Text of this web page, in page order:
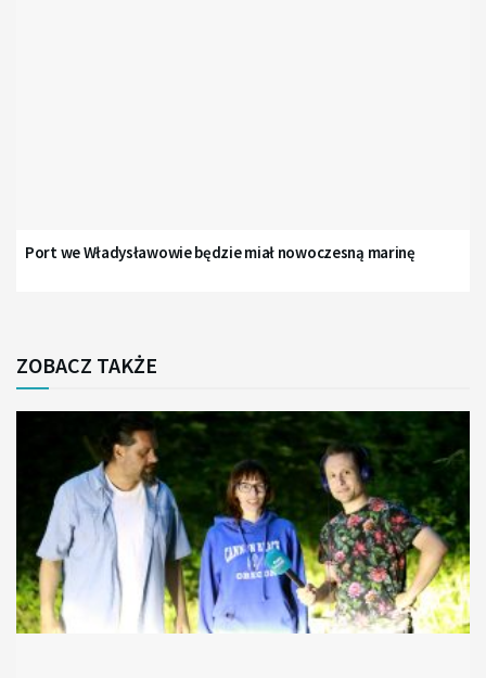
Port we Władysławowie będzie miał nowoczesną marinę
ZOBACZ TAKŻE